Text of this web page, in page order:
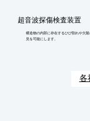
超音波探傷検査装置
構造物の内部に存在するひび割れや欠
見を可能にします。
各